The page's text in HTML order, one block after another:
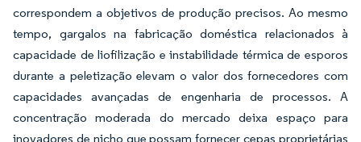
correspondem a objetivos de produção precisos. Ao mesmo
tempo, gargalos na fabricação doméstica relacionados à
capacidade de liofilização e instabilidade térmica de esporos
durante a peletização elevam o valor dos fornecedores com
capacidades avançadas de engenharia de processos. A
concentração moderada do mercado deixa espaço para
inovadores de nicho que possam fornecer cepas proprietárias